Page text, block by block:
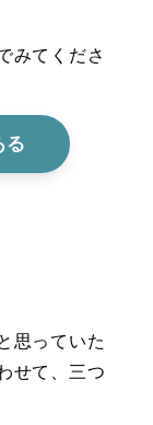
みてくださ
る
思っていた
せて、三つ